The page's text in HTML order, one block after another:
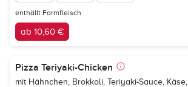
enthällt Formfleisch
ab 10,60 €
Pizza Teriyaki-Chicken
mit Hähnchen, Brokkoli, Teriyaki-Sauce, Käse,